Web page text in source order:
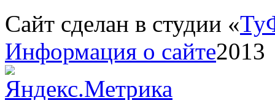
Сайт сделан в студии «
Информация о сайте2013